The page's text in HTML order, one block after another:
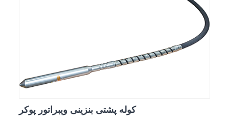
کوله پشتی بنزینی ویبراتور پوکر